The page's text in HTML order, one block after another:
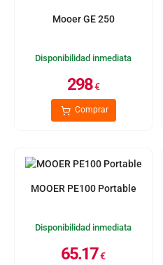
Mooer GE 250
Disponibilidad inmediata
298€
Comprar
MOOER PE100 Portable
Disponibilidad inmediata
65.17€